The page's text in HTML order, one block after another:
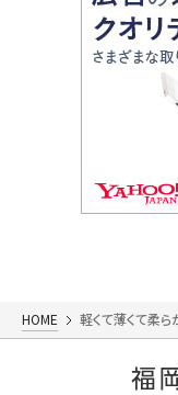
HOME 軽くて薄くて柔